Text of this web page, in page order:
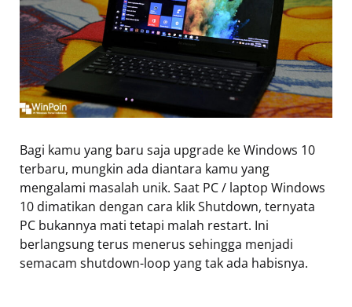
Bagi kamu yang baru saja upgrade ke Windows 10
terbaru, mungkin ada diantara kamu yang
mengalami masalah unik. Saat PC / laptop Windows
10 dimatikan dengan cara klik Shutdown, ternyata
PC bukannya mati tetapi malah restart. Ini
berlangsung terus menerus sehingga menjadi
semacam shutdown-loop yang tak ada habisnya.